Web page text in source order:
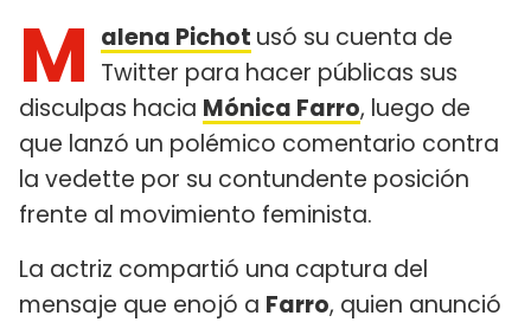
M alena Pichot usó su cuenta de
Twitter para hacer públicas sus
disculpas hacia Mónica Farro, luego de
que lanzó un polémico comentario contra
la vedette por su contundente posición
frente al movimiento feminista.
La actriz compartió una captura del
mensaje que enojó a Farro, quien anunció